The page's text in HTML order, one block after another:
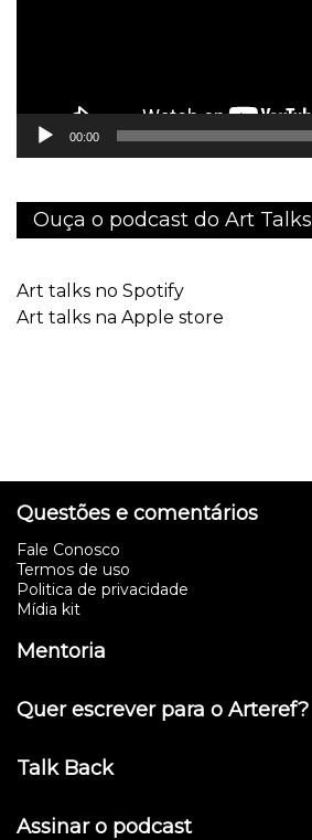
00:00
Ouça o podcast do Art Talks
Art talks no Spotify
Art talks na Apple store
Questões e comentários
Fale Conosco
Termos de uso
Politica de privacidade
Mídia kit
Mentoria
Quer escrever para o Arteref?
Talk Back
Assinar o podcast